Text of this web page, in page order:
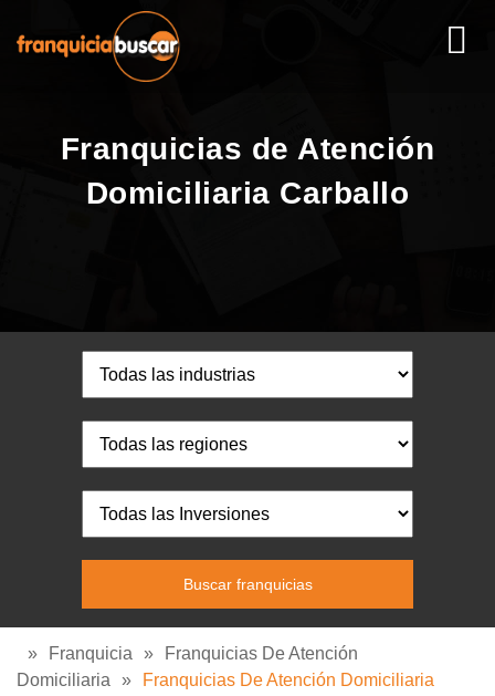
Franquicias de Atención
Domiciliaria Carballo
» Franquicia »
Franquicias De Atención
Domiciliaria
»
Franquicias De Atención Domiciliaria